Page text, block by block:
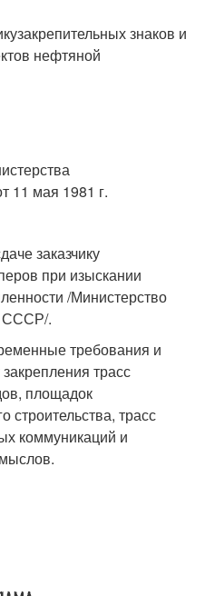
знаков и
нефтяной
11 мая 1981 г.
заказчику
при изыскании
/Министерство
СССР/.
требования и
трасс
площадок
трасс
коммуникаций и